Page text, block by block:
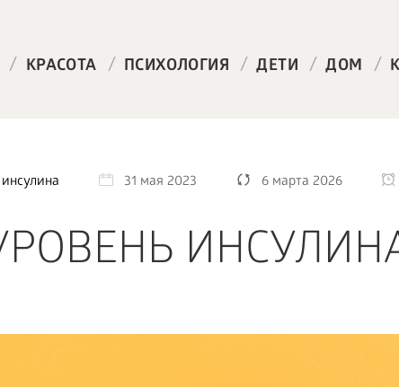
/ КРАСОТА / ПСИХОЛОГИЯ / ДЕТИ / ДОМ /
31 мая 2023 6 марта 2026